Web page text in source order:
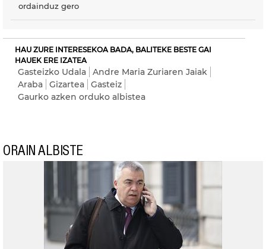
ordainduz gero
HAU ZURE INTERESEKOA BADA, BALITEKE BESTE GAI
HAUEK ERE IZATEA
Gasteizko Udala
Andre Maria Zuriaren Jaiak
Araba
Gizartea
Gasteiz
Gaurko azken orduko albistea
ORAIN ALBISTE